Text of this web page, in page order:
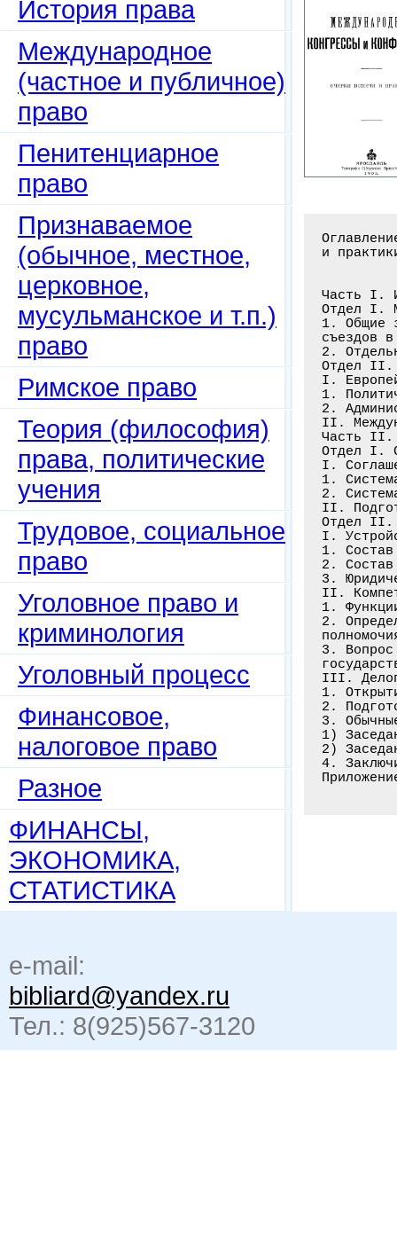
История права
Международное
(частное и публичное)
право
Пенитенциарное
право
Признаваемое
(обычное, местное,
церковное,
мусульманское и т.п.)
право
Римское право
Теория (философия)
права, политические
учения
Трудовое, социальное
право
Уголовное право и
криминология
Уголовный процесс
Финансовое,
налоговое право
Разное
ФИНАНСЫ,
ЭКОНОМИКА,
СТАТИСТИКА
и
Часть I.
Отдел I.
1. Общие
2.
Отдел II.
I.
1.
2.
II.
Часть II.
Отдел I.
I.
1.
2.
II.
Отдел II.
I.
1.
2.
3.
II.
1.
2.
3. Вопрос
III.
1.
2.
3.
1)
2)
4.
e-mail:
bibliard@yandex.ru
Тел.: 8(925)567-3120